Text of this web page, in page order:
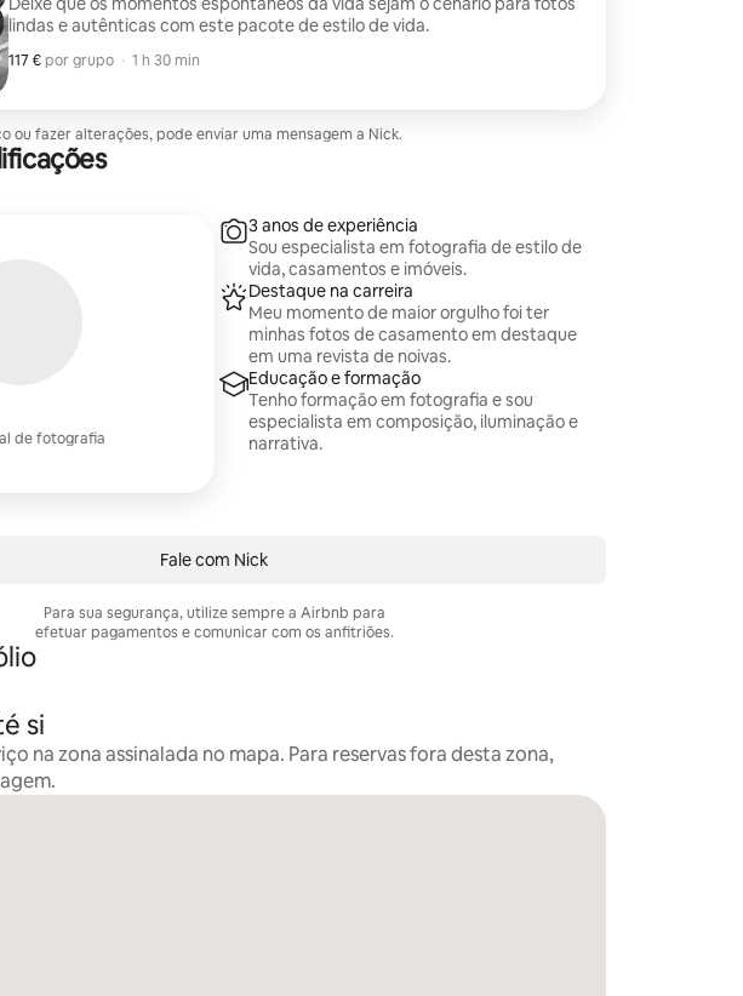
lindas e autênticas com este pacote de estilo de vida.
117 € por grupo
117 € por grupo
, · 1 h 30 min
ou fazer alterações, pode enviar uma mensagem a Nick.
de fotografia
3 anos de experiência
Sou especialista em fotografia de estilo de
vida, casamentos e imóveis.
Destaque na carreira
Meu momento de maior orgulho foi ter
minhas fotos de casamento em destaque
em uma revista de noivas.
Educação e formação
Tenho formação em fotografia e sou
especialista em composição, iluminação e
narrativa.
Fale com Nick
Para sua segurança, utilize sempre a Airbnb para
efetuar pagamentos e comunicar com os anfitriões.
si
na zona assinalada no mapa. Para reservas fora desta zona,